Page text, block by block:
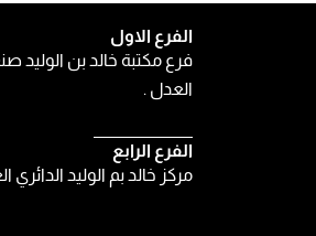
الفرع الاول
فرع مكتبة خالد بن الوليد
العدل .
الفرع الرابع
مركز خالد بم الوليد